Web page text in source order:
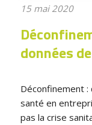
15 mai 2020
données
Déconfinement :
santé en
pas la crise